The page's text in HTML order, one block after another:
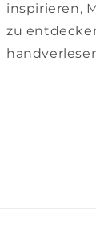
inspirieren,
zu